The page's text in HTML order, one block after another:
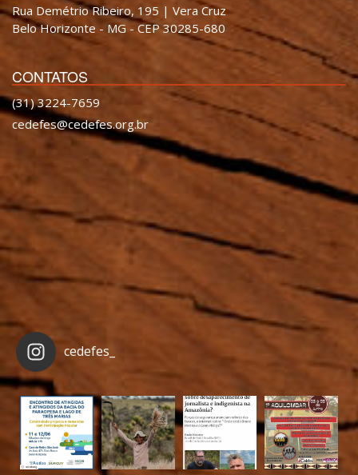
Rua Demétrio Ribeiro, 195 | Vera Cruz
Belo Horizonte - MG - CEP 30285-680
CONTATOS
(31) 3224-7659
cedefes@cedefes.org.br
cedefes_